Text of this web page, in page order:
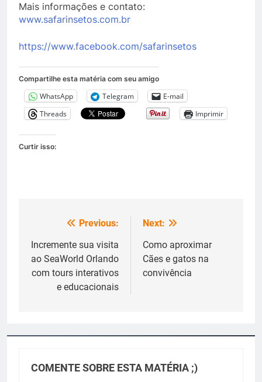
Mais informações e contato:
www.safarinsetos.com.br
https://www.facebook.com/safarinsetos
Compartilhe esta matéria com seu amigo
WhatsApp Telegram
E-mail
Threads
Imprimir
Curtir isso:
Navegação
de
Post
Previous:
Incremente sua visita
ao SeaWorld Orlando
com tours interativos
e educacionais
Next:
Como aproximar
Cães e gatos na
convivência
COMENTE SOBRE ESTA MATÉRIA ;)